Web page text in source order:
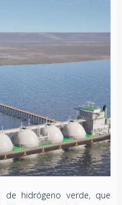
de hidrógeno verde, que